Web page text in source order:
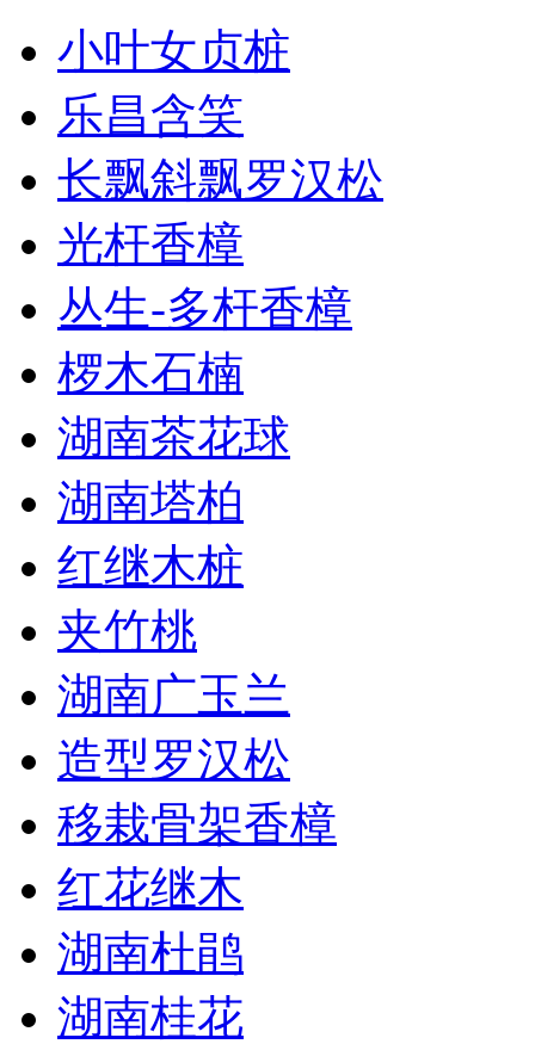
小叶女贞桩
乐昌含笑
长飘斜飘罗汉松
光杆香樟
丛生-多杆香樟
椤木石楠
湖南茶花球
湖南塔柏
红继木桩
夹竹桃
湖南广玉兰
造型罗汉松
移栽骨架香樟
红花继木
湖南杜鹃
湖南桂花